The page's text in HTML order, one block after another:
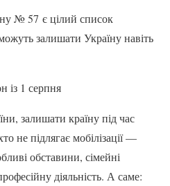
№ 57 є цілий список
залишати Україну навіть
із 1 серпня
залишати країну під час
не підлягає мобілізації —
обставини, сімейні
діяльність. А саме: